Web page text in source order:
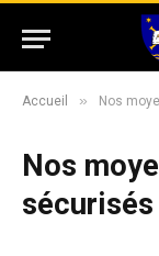
Accueil » Nos
Nos
sécurisés